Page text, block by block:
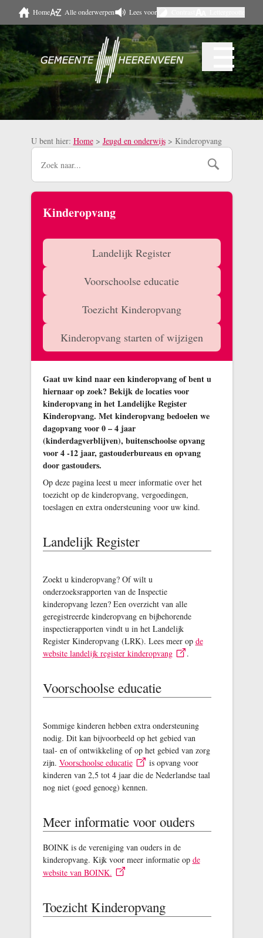
Naar hoofdinhoud
Home Alle onderwerpen Lees voor
Menu ☰
U bent hier: Home > Jeugd en onderwijs > Kinderopvang
Kinderopvang
Landelijk Register
Voorschoolse educatie
Toezicht Kinderopvang
Kinderopvang starten of wijzigen
Gaat uw kind naar een kinderopvang of bent u
hiernaar op zoek? Bekijk de locaties voor
kinderopvang in het Landelijke Register
Kinderopvang. Met kinderopvang bedoelen we
dagopvang voor 0 – 4 jaar
(kinderdagverblijven), buitenschoolse opvang
voor 4 -12 jaar, gastouderbureaus en opvang
door gastouders.
Op deze pagina leest u meer informatie over het
toezicht op de kinderopvang, vergoedingen,
toeslagen en extra ondersteuning voor uw kind.
Landelijk Register
Zoekt u kinderopvang? Of wilt u
onderzoeksrapporten van de Inspectie
kinderopvang lezen? Een overzicht van alle
geregistreerde kinderopvang en bijbehorende
inspectierapporten vindt u in het Landelijk
Register Kinderopvang (LRK). Lees meer op de
website landelijk register kinderopvang
.
Voorschoolse educatie
Sommige kinderen hebben extra ondersteuning
nodig. Dit kan bijvoorbeeld op het gebied van
taal- en of ontwikkeling of op het gebied van zorg
zijn. Voorschoolse educatie
is opvang voor
kinderen van 2,5 tot 4 jaar die de Nederlandse taal
nog niet (goed genoeg) kennen.
Meer informatie voor ouders
BOINK is de vereniging van ouders in de
kinderopvang. Kijk voor meer informatie op de
website van BOINK.
Toezicht Kinderopvang